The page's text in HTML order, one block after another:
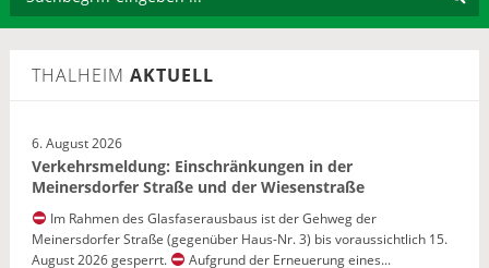
THALHEIM AKTUELL
6. August 2026
Verkehrsmeldung: Einschränkungen in der
Meinersdorfer Straße und der Wiesenstraße
Im Rahmen des Glasfaserausbaus ist der Gehweg der
Meinersdorfer Straße (gegenüber Haus-Nr. 3) bis voraussichtlich 15.
August 2026 gesperrt.
Aufgrund der Erneuerung eines...